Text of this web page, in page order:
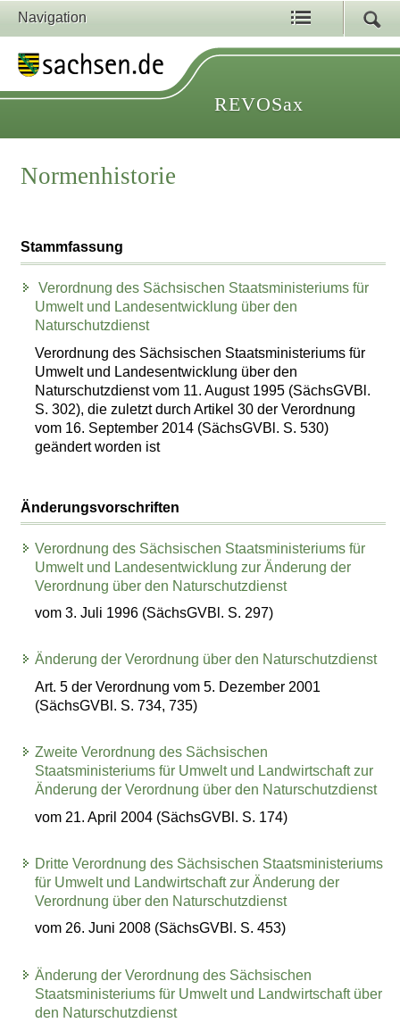
Navigation
REVOSax
Normenhistorie
Stammfassung
Verordnung des Sächsischen Staatsministeriums für
Umwelt und Landesentwicklung über den
Naturschutzdienst
Verordnung des Sächsischen Staatsministeriums für
Umwelt und Landesentwicklung über den
Naturschutzdienst vom 11. August 1995 (SächsGVBl.
S. 302), die zuletzt durch Artikel 30 der Verordnung
vom 16. September 2014 (SächsGVBl. S. 530)
geändert worden ist
Änderungsvorschriften
Verordnung des Sächsischen Staatsministeriums für
Umwelt und Landesentwicklung zur Änderung der
Verordnung über den Naturschutzdienst
vom 3. Juli 1996 (SächsGVBl. S. 297)
Änderung der Verordnung über den Naturschutzdienst
Art. 5 der Verordnung vom 5. Dezember 2001
(SächsGVBl. S. 734, 735)
Zweite Verordnung des Sächsischen
Staatsministeriums für Umwelt und Landwirtschaft zur
Änderung der Verordnung über den Naturschutzdienst
vom 21. April 2004 (SächsGVBl. S. 174)
Dritte Verordnung des Sächsischen Staatsministeriums
für Umwelt und Landwirtschaft zur Änderung der
Verordnung über den Naturschutzdienst
vom 26. Juni 2008 (SächsGVBl. S. 453)
Änderung der Verordnung des Sächsischen
Staatsministeriums für Umwelt und Landwirtschaft über
den Naturschutzdienst